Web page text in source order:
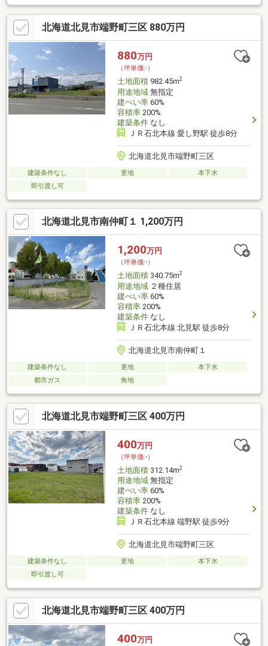
北海道北見市端野町三区 880万円
880万円
（坪単価:-）
土地面積982.45m2
用途地域無指定
建ぺい率60%
容積率200%
建築条件なし
ＪＲ石北本線 愛し野駅 徒歩8分
北海道北見市端野町三区
建築条件なし 更地
本下水
即引渡し可
北海道北見市南仲町１ 1,200万円
1,200万円
（坪単価:-）
土地面積340.75m2
用途地域２種住居
建ぺい率60%
容積率200%
建築条件なし
ＪＲ石北本線 北見駅 徒歩8分
北海道北見市南仲町１
建築条件なし 更地
本下水
都市ガス
角地
北海道北見市端野町三区 400万円
400万円
（坪単価:-）
土地面積312.14m2
用途地域無指定
建ぺい率60%
容積率200%
建築条件なし
ＪＲ石北本線 端野駅 徒歩9分
北海道北見市端野町三区
建築条件なし 更地
本下水
即引渡し可
北海道北見市端野町三区 400万円
400万円